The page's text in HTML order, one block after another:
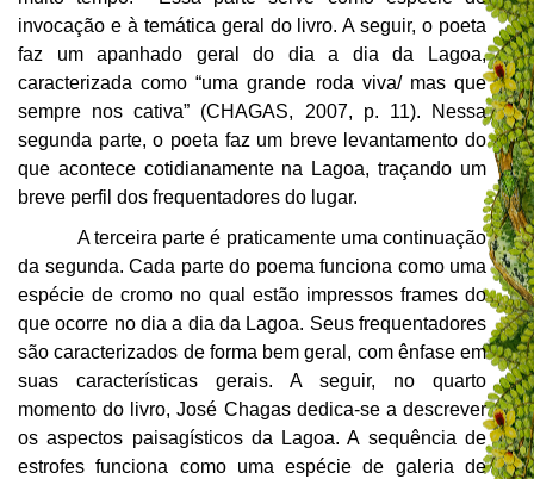
invocação e à temática geral do livro. A seguir, o poeta
faz um apanhado geral do dia a dia da Lagoa,
caracterizada como “uma grande roda viva/ mas que
sempre nos cativa” (CHAGAS, 2007, p. 11). Nessa
segunda parte, o poeta faz um breve levantamento do
que acontece cotidianamente na Lagoa, traçando um
breve perfil dos frequentadores do lugar.
A terceira parte é praticamente uma continuação
da segunda. Cada parte do poema funciona como uma
espécie de cromo no qual estão impressos frames do
que ocorre no dia a dia da Lagoa. Seus frequentadores
são caracterizados de forma bem geral, com ênfase em
suas características gerais. A seguir, no quarto
momento do livro, José Chagas dedica-se a descrever
os aspectos paisagísticos da Lagoa. A sequência de
estrofes funciona como uma espécie de galeria de